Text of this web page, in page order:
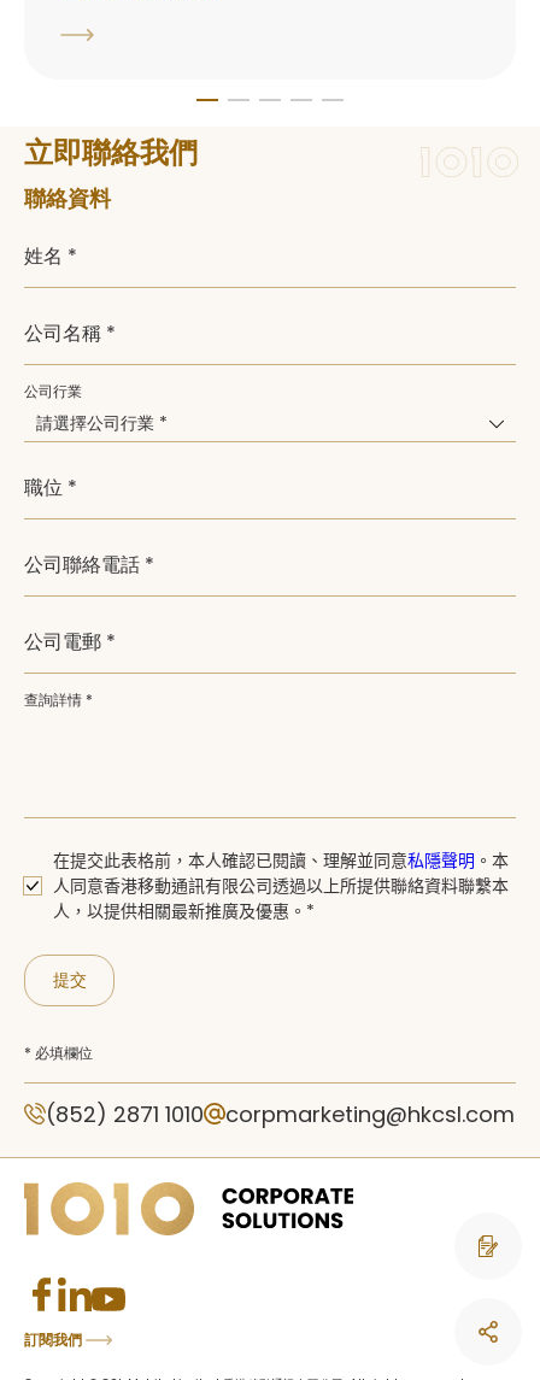
立即聯絡我們
聯絡資料
姓名 *
公司名稱 *
公司行業
請選擇公司行業 *
職位 *
公司聯絡電話 *
公司電郵 *
查詢詳情 *
在提交此表格前，本人確認已閱讀、 理解並同意私隱聲明 。 本
人同意香港移動通訊有限公司透過以上所提供聯絡資料聯繫本
人，以提供相關最新推廣及優惠。*
提交
* 必填欄位
(852) 2871 1010 corpmarketing@hkcsl.com
訂閱我們
聯絡我們